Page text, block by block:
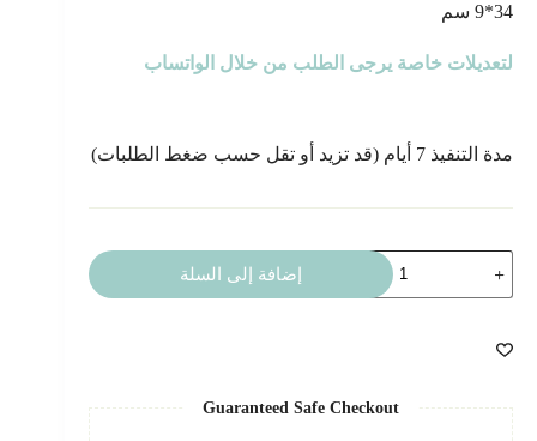
34*9 سم
لتعديلات خاصة يرجى الطلب من خلال الواتساب
مدة التنفيذ 7 أيام (قد تزيد أو تقل حسب ضغط الطلبات)
ستاند
منارة
إضافة إلى السلة
Guaranteed Safe Checkout